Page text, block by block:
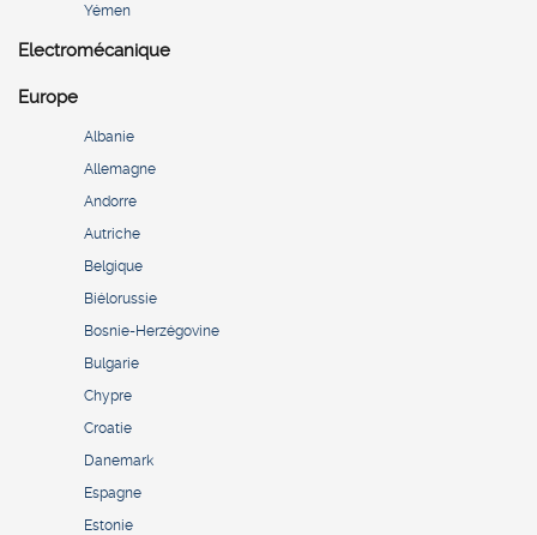
Yémen
Electromécanique
Europe
Albanie
Allemagne
Andorre
Autriche
Belgique
Biélorussie
Bosnie-Herzégovine
Bulgarie
Chypre
Croatie
Danemark
Espagne
Estonie